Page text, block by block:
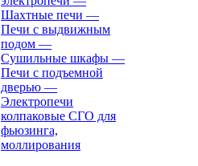
Шахтные печи —
Печи с выдвижным
подом —
Сушильные шкафы —
Печи с подъемной
дверью —
Электропечи
колпаковые СГО для
фьюзинга,
моллирования